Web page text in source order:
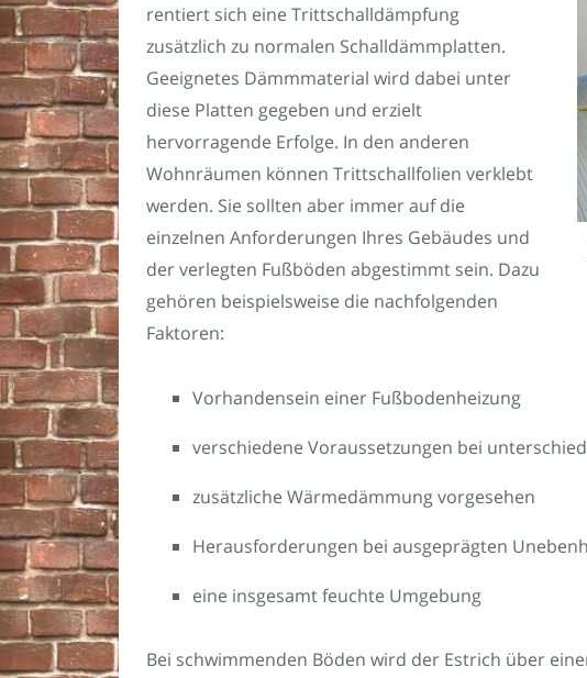
rentiert sich eine Trittschalldämpfung
zusätzlich zu normalen Schalldämmplatten.
Geeignetes Dämmmaterial wird dabei unter
diese Platten gegeben und erzielt
hervorragende Erfolge. In den anderen
Wohnräumen können Trittschallfolien verklebt
werden. Sie sollten aber immer auf die
einzelnen Anforderungen Ihres Gebäudes und
der verlegten Fußböden abgestimmt sein. Dazu
gehören beispielsweise die nachfolgenden
Faktoren:
Vorhandensein einer Fußbodenheizung
verschiedene Voraussetzungen bei
zusätzliche Wärmedämmung vorgesehen
Herausforderungen bei ausgeprägten
eine insgesamt feuchte Umgebung
Bei schwimmenden Böden wird der Estrich über